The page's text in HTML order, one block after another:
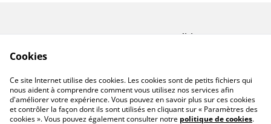
Contactez-nous Conditions
A propos de Miforge
Créations
Cookies
Ce site Internet utilise des cookies. Les cookies sont de petits fichiers qui
nous aident à comprendre comment vous utilisez nos services afin
d'améliorer votre expérience. Vous pouvez en savoir plus sur ces cookies
et contrôler la façon dont ils sont utilisés en cliquant sur « Paramètres des
cookies ». Vous pouvez également consulter notre politique de cookies.